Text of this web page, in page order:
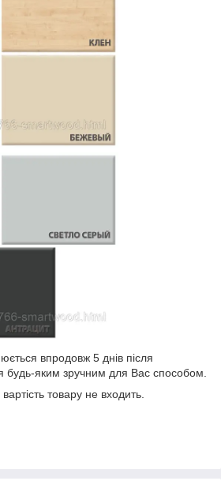
впродовж 5 днів після
будь-яким зручним для Вас способом.
товару не входить.